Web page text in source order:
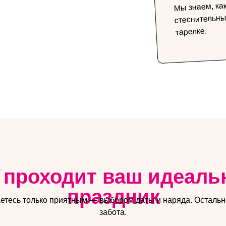
Мы знаем,
тарелке.
проходит ваш
праздник
только приятным — выбором даты и наряда.
забота.